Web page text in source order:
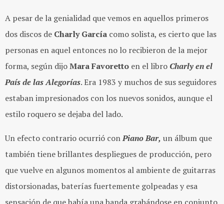
A pesar de la genialidad que vemos en aquellos primeros
dos discos de Charly García como solista, es cierto que las
personas en aquel entonces no lo recibieron de la mejor
forma, según dijoMara Favoretto en el libro Charly en el
País de las Alegorías. Era 1983 y muchos de sus seguidores
estaban impresionados con los nuevos sonidos, aunque el
estilo roquero se dejaba del lado.
Un efecto contrario ocurrió conPiano Bar, un álbum que
también tiene brillantes despliegues de producción, pero
que vuelve en algunos momentos al ambiente de guitarras
distorsionadas, baterías fuertemente golpeadas y esa